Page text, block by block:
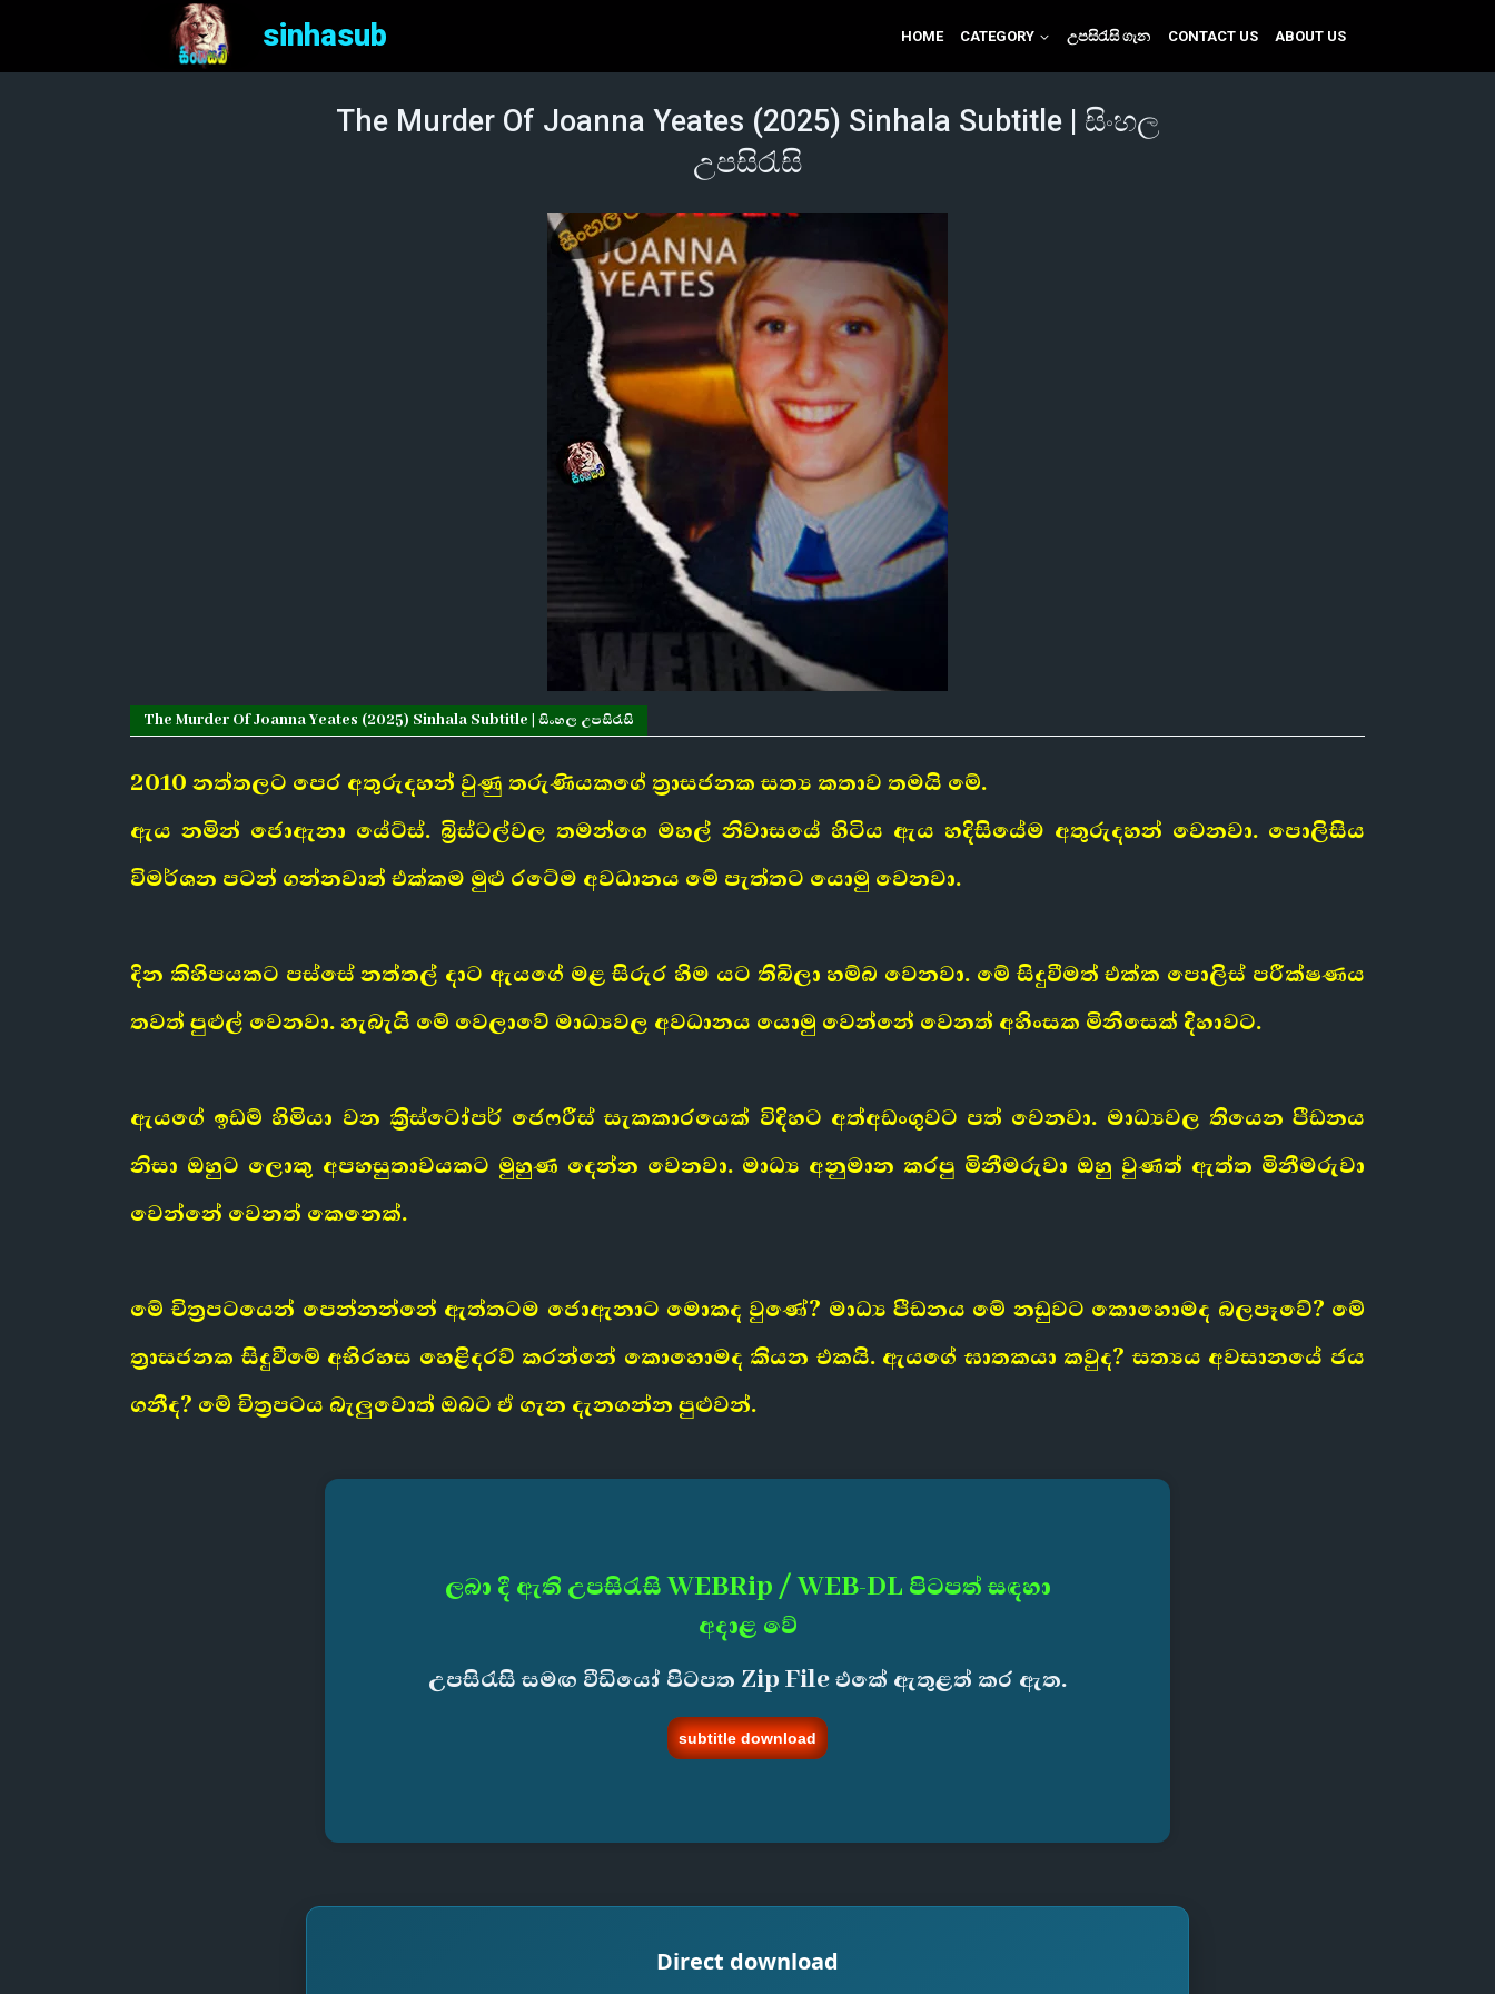
sinhasub HOME CATEGORY උපසිරැසි ගැන CONTACT US ABOUT US
The Murder Of Joanna Yeates (2025) Sinhala Subtitle | සිංහල
උපසිරැසි
The Murder Of Joanna Yeates (2025) Sinhala Subtitle | සිංහල උපසිරැසි
2010 නත්තලට පෙර අතුරුදහන් වුණු තරුණියකගේ ත්‍රාසජනක සත්‍ය කතාව තමයි මේ.
ඇය නමින් ජොඇනා යේට්ස්. බ්‍රිස්ටල්වල තමන්ගෙ මහල් නිවාසයේ හිටිය ඇය හදිසියේම අතුරුදහන් වෙනවා. පොලිසිය
විමර්ශන පටන් ගන්නවාත් එක්කම මුළු රටේම අවධානය මේ පැත්තට යොමු වෙනවා.
දින කිහිපයකට පස්සේ නත්තල් දාට ඇයගේ මළ සිරුර හිම යට තිබිලා හම්බ වෙනවා. මේ සිදුවීමත් එක්ක පොලිස් පරීක්ෂණය
තවත් පුළුල් වෙනවා. හැබැයි මේ වෙලාවේ මාධ්‍යවල අවධානය යොමු වෙන්නේ වෙනත් අහිංසක මිනිසෙක් දිහාවට.
ඇයගේ ඉඩම් හිමියා වන ක්‍රිස්ටෝපර් ජෙෆරීස් සැකකාරයෙක් විදිහට අත්අඩංගුවට පත් වෙනවා. මාධ්‍යවල තියෙන පීඩනය
නිසා ඔහුට ලොකු අපහසුතාවයකට මුහුණ දෙන්න වෙනවා. මාධ්‍ය අනුමාන කරපු මිනීමරුවා ඔහු වුණත් ඇත්ත මිනීමරුවා
වෙන්නේ වෙනත් කෙනෙක්.
මේ චිත්‍රපටයෙන් පෙන්නන්නේ ඇත්තටම ජොඇනාට මොකද වුණේ? මාධ්‍ය පීඩනය මේ නඩුවට කොහොමද බලපෑවේ? මේ
ත්‍රාසජනක සිදුවීමේ අභිරහස හෙළිදරව් කරන්නේ කොහොමද කියන එකයි. ඇයගේ ඝාතකයා කවුද? සත්‍යය අවසානයේ ජය
ගනීද? මේ චිත්‍රපටය බැලුවොත් ඔබට ඒ ගැන දැනගන්න පුළුවන්.
ලබා දී ඇති උපසිරැසි WEBRip / WEB-DL පිටපත් සඳහා
අදාළ වේ
උපසිරැසි සමඟ වීඩියෝ පිටපත Zip File එකේ ඇතුළත් කර ඇත.
subtitle download
Direct download